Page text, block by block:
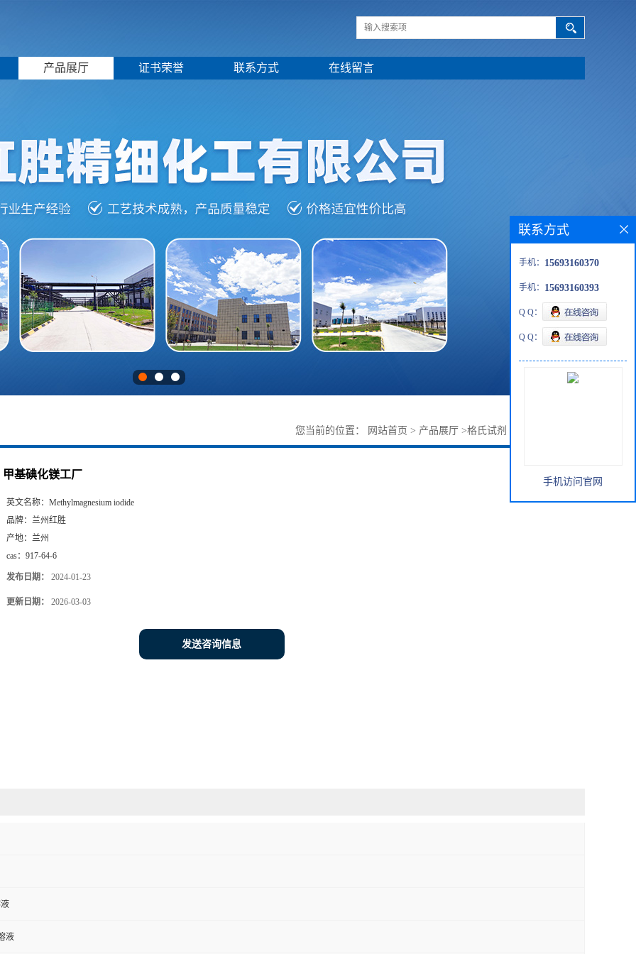
产品展厅 证书荣誉 联系方式 在线留言
您当前的位置： 网站首页 > 产品展厅 >格氏试剂
甲基碘化镁工厂
英文名称： Methylmagnesium iodide
品牌： 兰州红胜
产地： 兰州
cas： 917-64-6
发布日期： 2024-01-23
更新日期： 2026-03-03
发送咨询信息
液
联系方式
手机： 15693160370
手机： 15693160393
Q Q：
Q Q：
手机访问官网